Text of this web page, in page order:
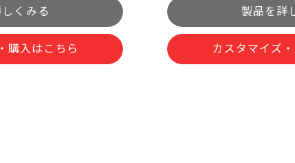
くみる
購入はこちら
製品を詳
カスタマイズ